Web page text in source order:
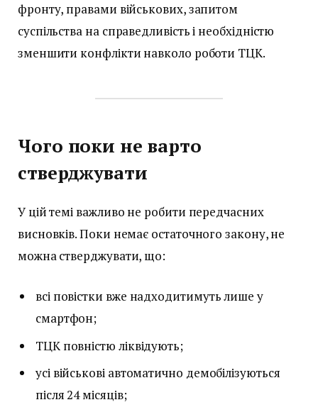
фронту, правами військових, запитом
суспільства на справедливість і необхідністю
зменшити конфлікти навколо роботи ТЦК.
Чого поки не варто
стверджувати
У цій темі важливо не робити передчасних
висновків. Поки немає остаточного закону, не
можна стверджувати, що:
всі повістки вже надходитимуть лише у
смартфон;
ТЦК повністю ліквідують;
усі військові автоматично демобілізуються
після 24 місяців;